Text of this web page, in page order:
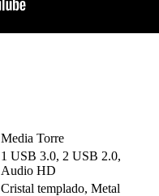
Media Torre
1 USB 3.0, 2 USB 2.0,
Audio HD
Cristal templado, Metal